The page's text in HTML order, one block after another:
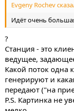
Evgeny Rochev
Идёт очень
?
Станция - это
ведущее,
Какой поток одна
генерируют и
передают ("на
P.S. Картинка не